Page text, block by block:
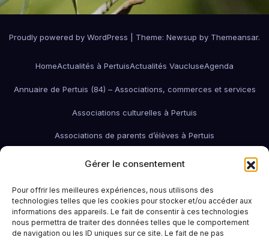
Gérer le consentement
Pour offrir les meilleures expériences, nous utilisons des
technologies telles que les cookies pour stocker et/ou accéder aux
informations des appareils. Le fait de consentir à ces technologies
nous permettra de traiter des données telles que le comportement
de navigation ou les ID uniques sur ce site. Le fait de ne pas
Proudly powered by WordPress Theme: Newsup by Themeansar.
HomeActualités à PertuisActualités VaucluseAgenda
Annuaire de Pertuis (84) – Associations, commerces et services
Associations culturelles à Pertuis
Associations de parents d’élèves à Pertuis
Associations de quartier à Pertuis
associations économiques Pertuis
Associations humanitaires et socialesAssociations patriotiques